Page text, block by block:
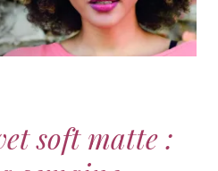
Curly
soft matte :